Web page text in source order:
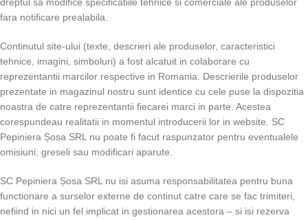
fara notificare prealabila.
Continutul site-ului (texte, descrieri ale produselor, caracteristici
tehnice, imagini, simboluri) a fost alcatuit in colaborare cu
reprezentantii marcilor respective in Romania. Descrierile produselor
prezentate in magazinul nostru sunt identice cu cele puse la dispozitia
noastra de catre reprezentantii fiecarei marci in parte. Acestea
corespundeau realitatii in momentul introducerii lor in website. SC
Pepiniera Șosa SRL nu poate fi facut raspunzator pentru eventualele
omisiuni, greseli sau modificari aparute.
SC Pepiniera Șosa SRL nu isi asuma responsabilitatea pentru buna
functionare a surselor externe de continut catre care se fac trimiteri,
nefiind in nici un fel implicat in gestionarea acestora – si isi rezerva